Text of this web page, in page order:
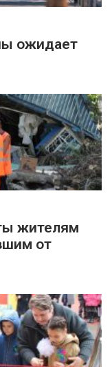
ожидает
жителям
от